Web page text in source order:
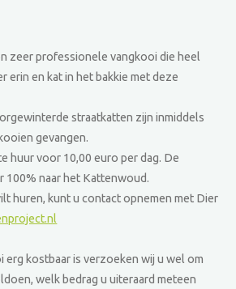
zeer professionele vangkooi die heel
erin en kat in het bakkie met deze
straatkatten zijn inmiddels
gevangen.
huur voor 10,00 euro per dag. De
100% naar het Kattenwoud.
huren, kunt u contact opnemen met Dier
erg kostbaar is verzoeken wij u wel om
welk bedrag u uiteraard meteen